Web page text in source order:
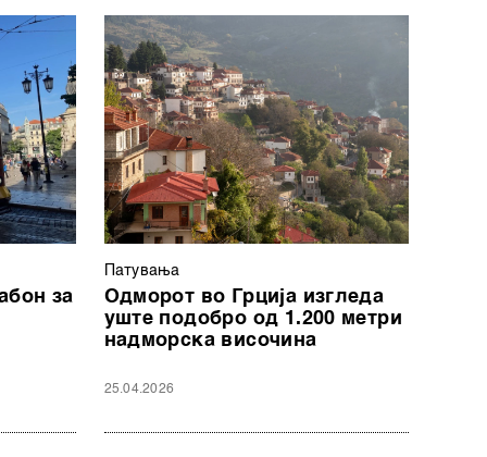
за
Патувањa
Одморот во Грција изгледа
уште подобро од 1.200 метри
надморска височина
25.04.2026